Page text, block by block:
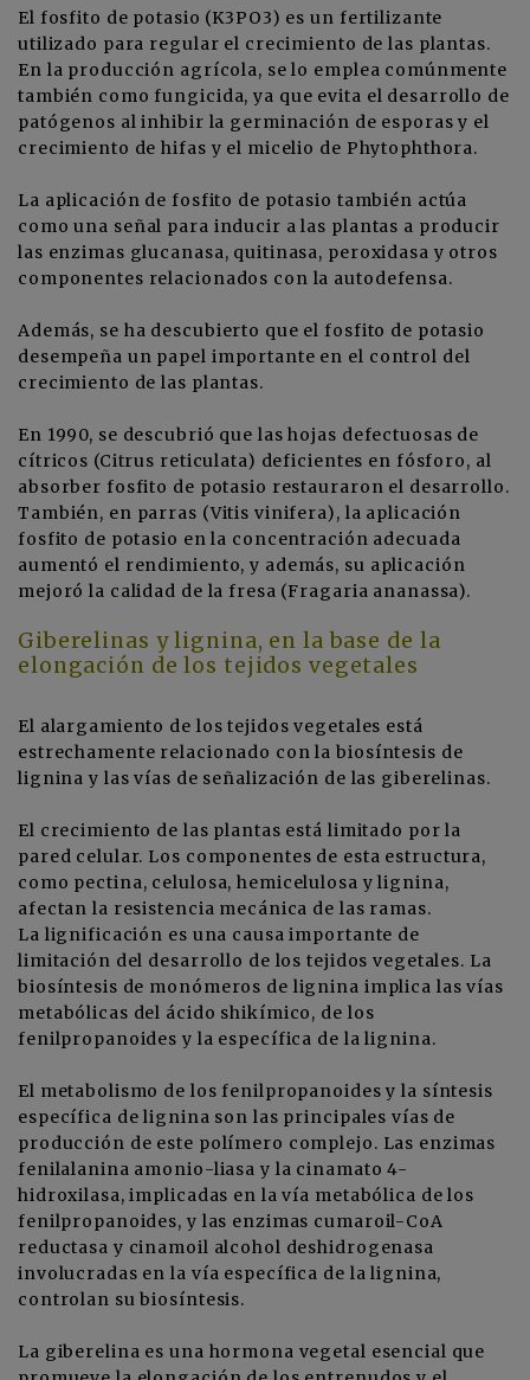
El fosfito de potasio (K3PO3) es un fertilizante
utilizado para regular el crecimiento de las plantas.
En la producción agrícola, se lo emplea comúnmente
también como fungicida, ya que evita el desarrollo de
patógenos al inhibir la germinación de esporas y el
crecimiento de hifas y el micelio de Phytophthora.
La aplicación de fosfito de potasio también actúa
como una señal para inducir a las plantas a producir
las enzimas glucanasa, quitinasa, peroxidasa y otros
componentes relacionados con la autodefensa.
Además, se ha descubierto que el fosfito de potasio
desempeña un papel importante en el control del
crecimiento de las plantas.
En 1990, se descubrió que las hojas defectuosas de
cítricos (Citrus reticulata) deficientes en fósforo, al
absorber fosfito de potasio restauraron el desarrollo.
También, en parras (Vitis vinifera), la aplicación
fosfito de potasio en la concentración adecuada
aumentó el rendimiento, y además, su aplicación
mejoró la calidad de la fresa (Fragaria ananassa).
Giberelinas y lignina, en la base de la
elongación de los tejidos vegetales
El alargamiento de los tejidos vegetales está
estrechamente relacionado con la biosíntesis de
lignina y las vías de señalización de las giberelinas.
El crecimiento de las plantas está limitado por la
pared celular. Los componentes de esta estructura,
como pectina, celulosa, hemicelulosa y lignina,
afectan la resistencia mecánica de las ramas.
La lignificación es una causa importante de
limitación del desarrollo de los tejidos vegetales. La
biosíntesis de monómeros de lignina implica las vías
metabólicas del ácido shikímico, de los
fenilpropanoides y la específica de la lignina.
El metabolismo de los fenilpropanoides y la síntesis
específica de lignina son las principales vías de
producción de este polímero complejo. Las enzimas
fenilalanina amonio-liasa y la cinamato 4-
hidroxilasa, implicadas en la vía metabólica de los
fenilpropanoides, y las enzimas cumaroil-CoA
reductasa y cinamoil alcohol deshidrogenasa
involucradas en la vía específica de la lignina,
controlan su biosíntesis.
La giberelina es una hormona vegetal esencial que